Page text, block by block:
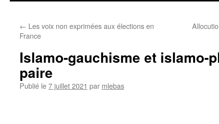
← Les voix non exprimées aux élections en
France
Islamo-gauchisme et islamo-
paire
Publié le7 juillet 2021 par mlebas